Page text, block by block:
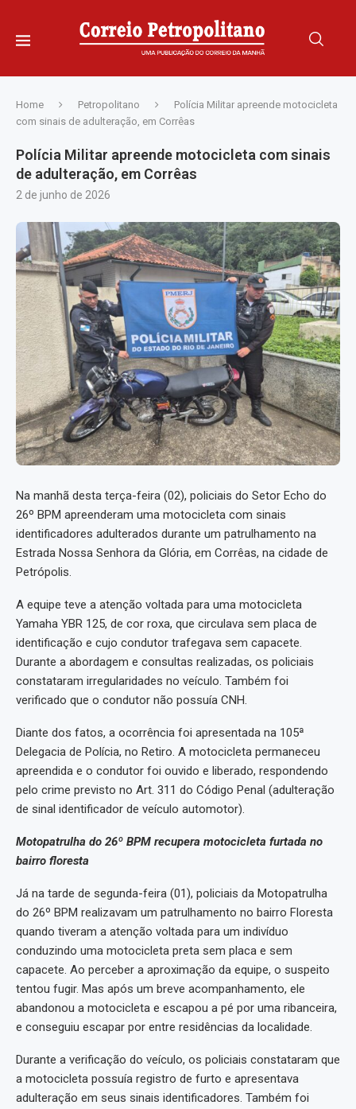
Home Petropolitano
Polícia Militar apreende motocicleta
com sinais de adulteração, em Corrêas
Polícia Militar apreende motocicleta com sinais
de adulteração, em Corrêas
2 de junho de 2026
Na manhã desta terça-feira (02), policiais do Setor Echo do
26º BPM apreenderam uma motocicleta com sinais
identificadores adulterados durante um patrulhamento na
Estrada Nossa Senhora da Glória, em Corrêas, na cidade de
Petrópolis.
A equipe teve a atenção voltada para uma motocicleta
Yamaha YBR 125, de cor roxa, que circulava sem placa de
identificação e cujo condutor trafegava sem capacete.
Durante a abordagem e consultas realizadas, os policiais
constataram irregularidades no veículo. Também foi
verificado que o condutor não possuía CNH.
Diante dos fatos, a ocorrência foi apresentada na 105ª
Delegacia de Polícia, no Retiro. A motocicleta permaneceu
apreendida e o condutor foi ouvido e liberado, respondendo
pelo crime previsto no Art. 311 do Código Penal (adulteração
de sinal identificador de veículo automotor).
Motopatrulha do 26º BPM recupera motocicleta furtada no
bairro floresta
Já na tarde de segunda-feira (01), policiais da Motopatrulha
do 26º BPM realizavam um patrulhamento no bairro Floresta
quando tiveram a atenção voltada para um indivíduo
conduzindo uma motocicleta preta sem placa e sem
capacete. Ao perceber a aproximação da equipe, o suspeito
tentou fugir. Mas após um breve acompanhamento, ele
abandonou a motocicleta e escapou a pé por uma ribanceira,
e conseguiu escapar por entre residências da localidade.
Durante a verificação do veículo, os policiais constataram que
a motocicleta possuía registro de furto e apresentava
adulteração em seus sinais identificadores. Também foi